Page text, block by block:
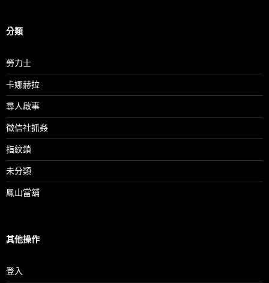
分類
勞力士
卡娜赫拉
尋人啟事
徵信社抓姦
指紋鎖
未分類
鳳山當舖
其他操作
登入